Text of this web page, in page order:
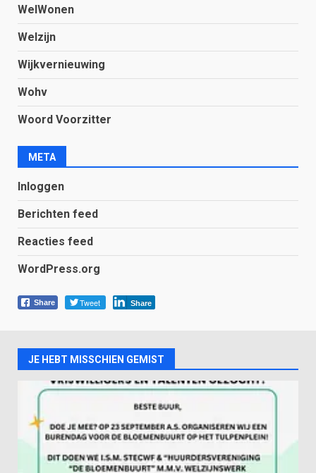
WelWonen
Welzijn
Wijkvernieuwing
Wohv
Woord Voorzitter
META
Inloggen
Berichten feed
Reacties feed
WordPress.org
Share Tweet Share
JE HEBT MISSCHIEN GEMIST